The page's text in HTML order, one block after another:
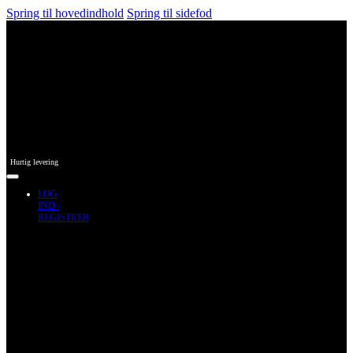
Spring til hovedindhold Spring til sidefod
Hurtig levering
LOG
IND /
REGISTRER